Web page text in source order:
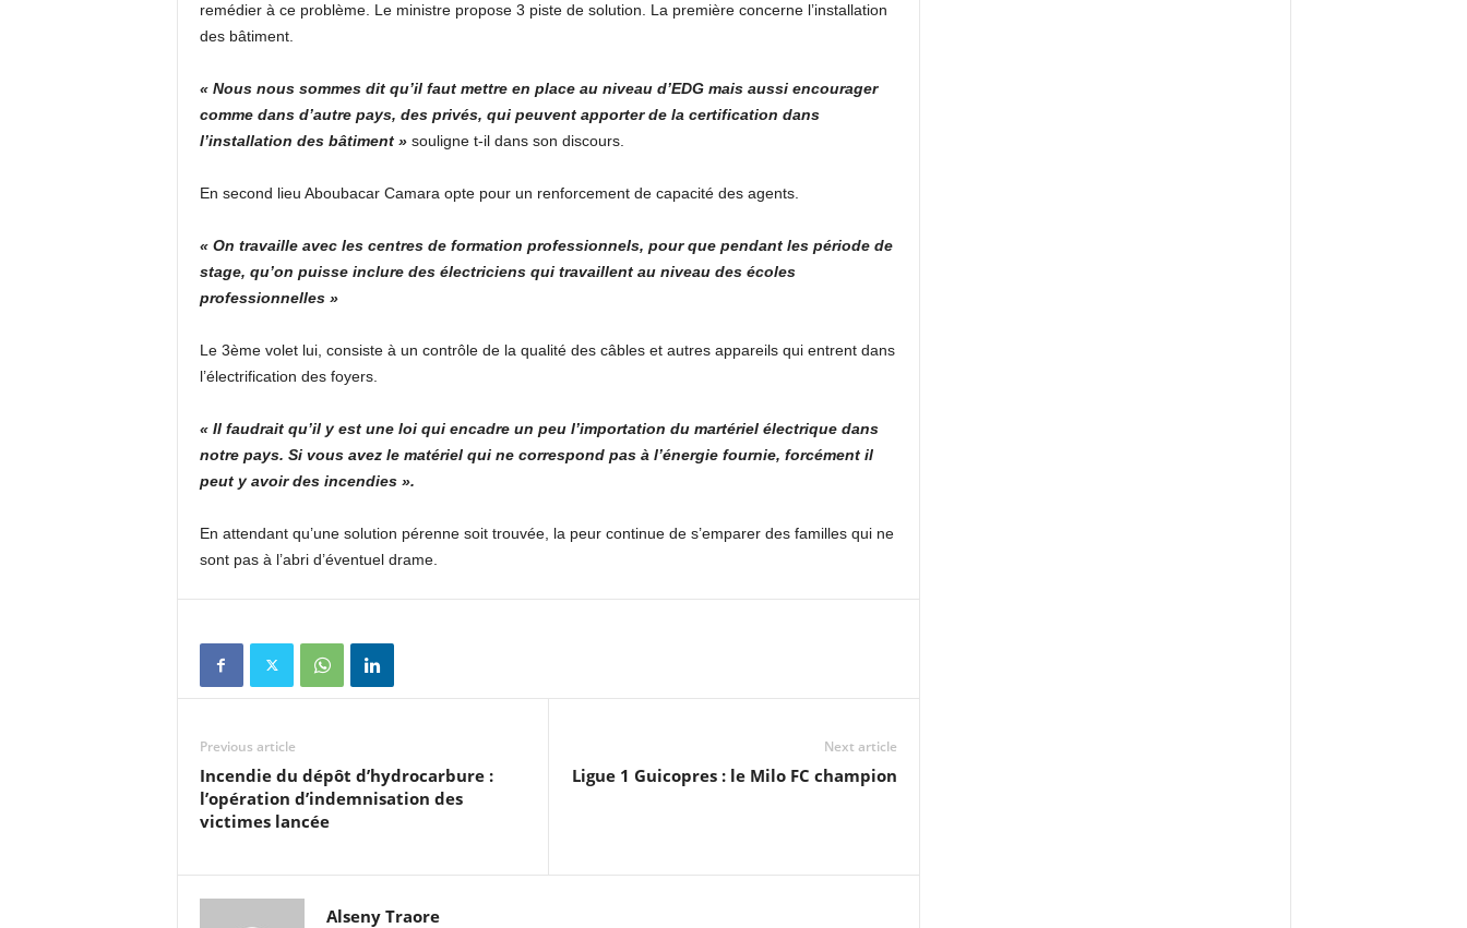
v
n
e
remédier à ce problème. Le ministre propose 3 piste de solution. La première concerne l’installation
des bâtiment.
« Nous nous sommes dit qu’il faut mettre en place au niveau d’EDG mais aussi encourager
comme dans d’autre pays, des privés, qui peuvent apporter de la certification dans
l’installation des bâtiment »souligne t-il dans son discours.
En second lieu Aboubacar Camara opte pour un renforcement de capacité des agents.
« On travaille avec les centres de formation professionnels, pour que pendant les période de
stage, qu’on puisse inclure des électriciens qui travaillent au niveau des écoles
professionnelles »
Le 3ème volet lui, consiste à un contrôle de la qualité des câbles et autres appareils qui entrent dans
l’électrification des foyers.
« Il faudrait qu’il y est une loi qui encadre un peu l’importation du martériel électrique dans
notre pays. Si vous avez le matériel qui ne correspond pas à l’énergie fournie, forcément il
peut y avoir des incendies ».
En attendant qu’une solution pérenne soit trouvée, la peur continue de s’emparer des familles qui ne
sont pas à l’abri d’éventuel drame.
Previous article
Incendie du dépôt d’hydrocarbure :
l’opération d’indemnisation des
victimes lancée
Next article
Ligue 1 Guicopres : le Milo FC champion
Alseny Traore